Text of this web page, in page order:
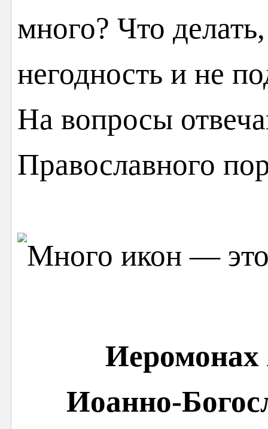
много? Что
негодность и не
На вопросы
Православного
Иеромонах
Иоанно-